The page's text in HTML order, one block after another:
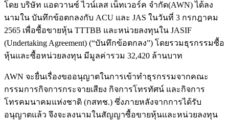
โดย บริษัท แอดวานซ์ ไวน์เลส เน็ทเวอร์ค จำกัด(AWN) ได้ลง
นามใน บันทึกข้อตกลงกับ ACU และ JAS ในวันที่ 3 กรกฎาคม
2565 เพื่อซื้อขายหุ้น TTTBB และหน่วยลงทุนใน JASIF
(Undertaking Agreement) (“บันทึกข้อตกลง”) โดยรวมธุรกรรมซื้อ
หุ้นและซื้อหน่วยลงทุน มีมูลค่ารวม 32,420 ล้านบาท
AWN จะยื่นเรื่องขออนุญาตในการเข้าทำธุรกรรมจากคณะ
กรรมการกิจการกระจายเสียง กิจการโทรทัศน์ และกิจการ
โทรคมนาคมแห่งชาติ (กสทช.) ซึ่งภายหลังจากการได้รับ
อนุญาตแล้ว จึงจะลงนามในสัญญาซื้อขายหุ้นและหน่วยลงทุน